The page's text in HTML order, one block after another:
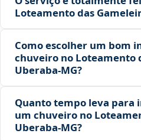
Loteamento das
Como escolher um bom
chuveiro no Loteamento
Uberaba‑MG?
Quanto tempo leva para
um chuveiro no
Uberaba‑MG?